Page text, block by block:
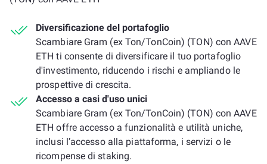
Diversificazione del portafoglio
Scambiare Gram (ex Ton/TonCoin) (TON) con AAVE
ETH ti consente di diversificare il tuo portafoglio
d'investimento, riducendo i rischi e ampliando le
prospettive di crescita.
Accesso a casi d'uso unici
Scambiare Gram (ex Ton/TonCoin) (TON) con AAVE
ETH offre accesso a funzionalità e utilità uniche,
inclusi l’accesso alla piattaforma, i servizi o le
ricompense di staking.